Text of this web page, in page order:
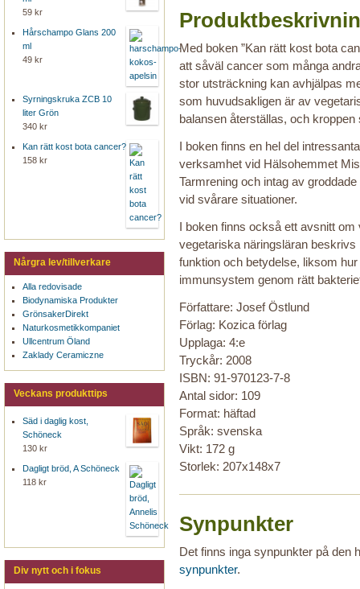
Med boken ”Kan rätt kost bota
att såväl cancer som många
stor utsträckning kan avhjälpas
som huvudsakligen är av
balansen återställas, och
I boken finns en hel del
verksamhet vid Hälsohemmet
Tarmrening och intag av
vid svårare situationer.
I boken finns också ett avsnitt
vegetariska näringsläran
funktion och betydelse, liksom
immunsystem genom rätt
Författare: Josef Östlund
Förlag: Kozica förlag
Upplaga: 4:e
Tryckår: 2008
ISBN: 91-970123-7-8
Antal sidor: 109
Format: häftad
Språk: svenska
Vikt: 172 g
Storlek: 207x148x7
Synpunkter
Det finns inga synpunkter på den
synpunkter.
59 kr
Hårschampo Glans 200
ml
49 kr
Syrningskruka ZCB 10
liter Grön
340 kr
Kan rätt kost bota cancer?
158 kr
Nårgra lev/tillverkare
Alla redovisade
Biodynamiska Produkter
GrönsakerDirekt
Naturkosmetikkompaniet
Ullcentrum Öland
Zaklady Ceramiczne
Veckans produkttips
Säd i daglig kost,
Schöneck
130 kr
Dagligt bröd, A Schöneck
118 kr
Div nytt och i fokus